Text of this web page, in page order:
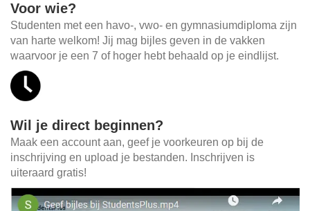
Voor wie?
Studenten met een havo-, vwo- en gymnasiumdiploma zijn
van harte welkom! Jij mag bijles geven in de vakken
waarvoor je een 7 of hoger hebt behaald op je eindlijst.
Wil je direct beginnen?
Maak een account aan, geef je voorkeuren op bij de
inschrijving en upload je bestanden. Inschrijven is
uiteraard gratis!